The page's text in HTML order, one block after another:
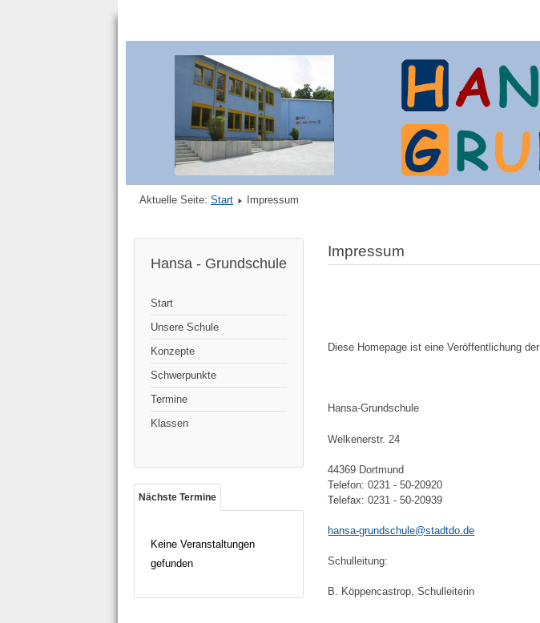
Aktuelle Seite: Start Impressum
Hansa - Grundschule
Start
Unsere Schule
Konzepte
Schwerpunkte
Termine
Klassen
Nächste Termine
Keine Veranstaltungen
gefunden
Impressum
Diese Homepage ist eine Veröffentlichung der
Hansa-Grundschule
Welkenerstr. 24
44369 Dortmund
Telefon: 0231 - 50-20920
Telefax: 0231 - 50-20939
hansa-grundschule@stadtdo.de
Schulleitung:
B. Köppencastrop, Schulleiterin